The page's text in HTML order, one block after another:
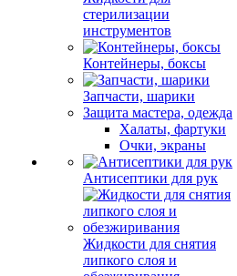
стерилизации
инструментов
Контейнеры, боксы
Запчасти, шарики
Защита мастера, одежда
Халаты, фартуки
Очки, экраны
Антисептики для рук
Жидкости для снятия
липкого слоя и